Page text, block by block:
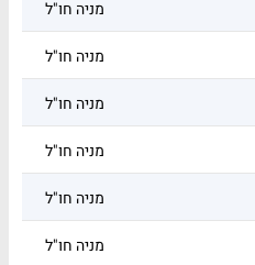
מניה חו"ל
מניה חו"ל
מניה חו"ל
מניה חו"ל
מניה חו"ל
מניה חו"ל